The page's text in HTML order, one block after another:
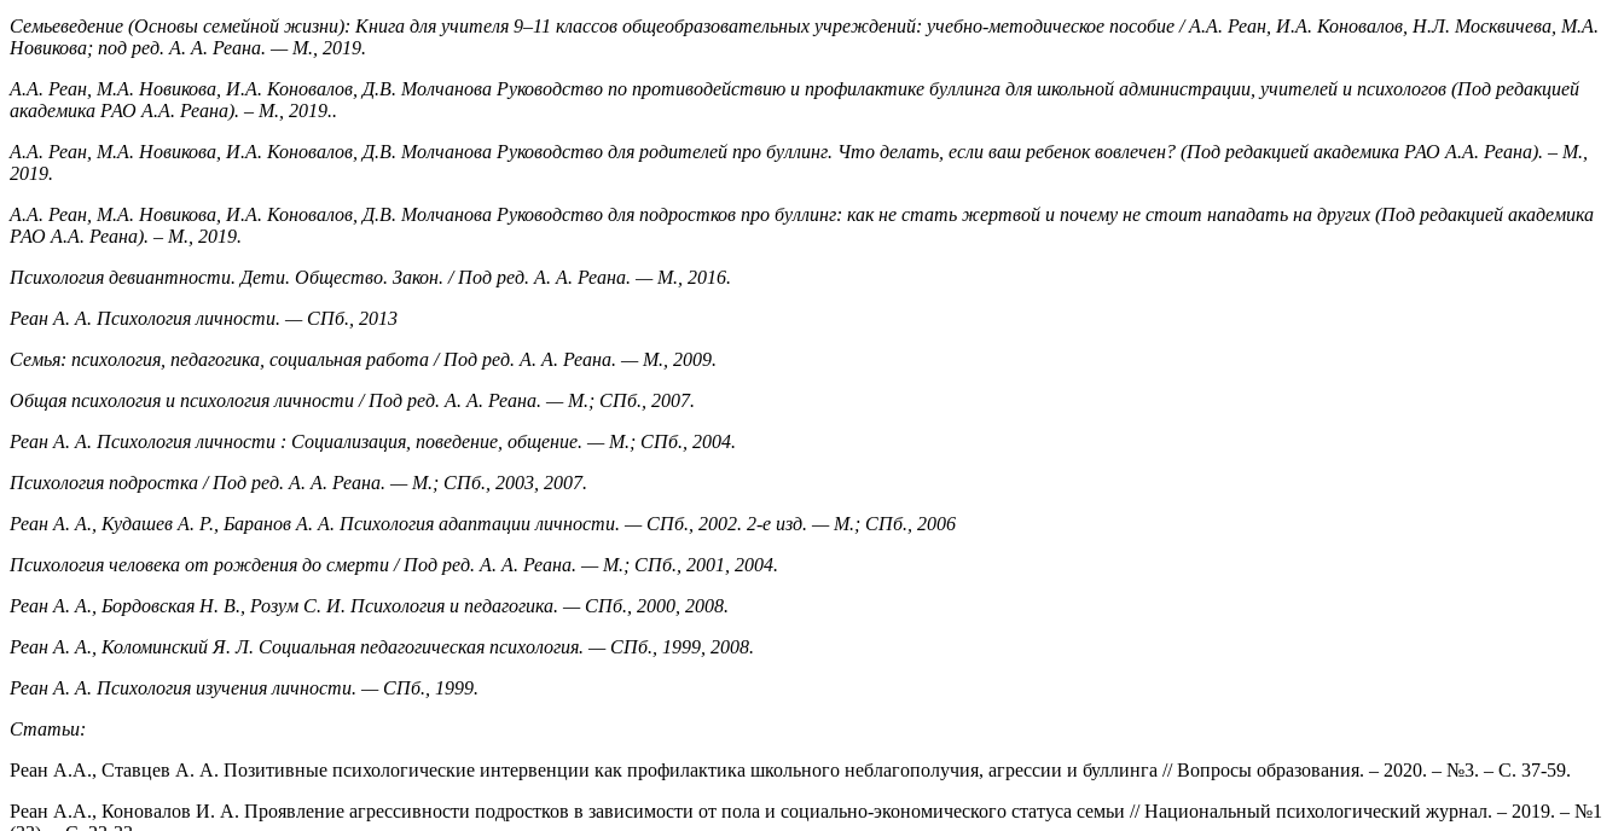
Семьеведение (Основы семейной жизни): Книга для учителя 9–11 классов общеобразовательных учреждений: учебно-методическое пособие / А.А. Реан, И.А. Коновалов, Н.Л. Москвичева, М.А.
Новикова; под ред. А. А. Реана. — М., 2019.
А.А. Реан, М.А. Новикова, И.А. Коновалов, Д.В. Молчанова Руководство по противодействию и профилактике буллинга для школьной администрации, учителей и психологов (Под редакцией
академика РАО А.А. Реана). – М., 2019..
А.А. Реан, М.А. Новикова, И.А. Коновалов, Д.В. Молчанова Руководство для родителей про буллинг. Что делать, если ваш ребенок вовлечен? (Под редакцией академика РАО А.А. Реана). – М.,
2019.
А.А. Реан, М.А. Новикова, И.А. Коновалов, Д.В. Молчанова Руководство для подростков про буллинг: как не стать жертвой и почему не стоит нападать на других (Под редакцией академика
РАО А.А. Реана). – М., 2019.
Психология девиантности. Дети. Общество. Закон. / Под ред. А. А. Реана. — М., 2016.
Реан А. А. Психология личности. — СПб., 2013
Семья: психология, педагогика, социальная работа / Под ред. А. А. Реана. — М., 2009.
Общая психология и психология личности / Под ред. А. А. Реана. — М.; СПб., 2007.
Реан А. А. Психология личности : Социализация, поведение, общение. — М.; СПб., 2004.
Психология подростка / Под ред. А. А. Реана. — М.; СПб., 2003, 2007.
Реан А. А., Кудашев А. Р., Баранов А. А. Психология адаптации личности. — СПб., 2002. 2-е изд. — М.; СПб., 2006
Психология человека от рождения до смерти / Под ред. А. А. Реана. — М.; СПб., 2001, 2004.
Реан А. А., Бордовская Н. В., Розум С. И. Психология и педагогика. — СПб., 2000, 2008.
Реан А. А., Коломинский Я. Л. Социальная педагогическая психология. — СПб., 1999, 2008.
Реан А. А. Психология изучения личности. — СПб., 1999.
Статьи:
Реан А.А., Ставцев А. А. Позитивные психологические интервенции как профилактика школьного неблагополучия, агрессии и буллинга // Вопросы образования. – 2020. – №3. – С. 37-59.
Реан А.А., Коновалов И. А. Проявление агрессивности подростков в зависимости от пола и социально-экономического статуса семьи // Национальный психологический журнал. – 2019. – №1